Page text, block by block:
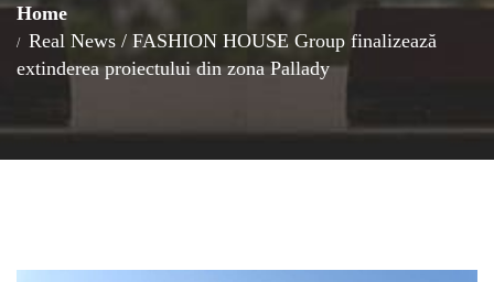
Home
Real News / FASHION HOUSE Group finalizează
extinderea proiectului din zona Pallady